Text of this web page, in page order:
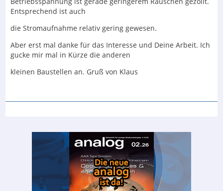
Entsprechend ist auch
die Stromaufnahme relativ gering gewesen.
Aber erst mal danke für das Interesse und Deine Arbeit. Ich
gucke mir mal in Kürze die anderen
kleinen Baustellen an. Gruß von Klaus